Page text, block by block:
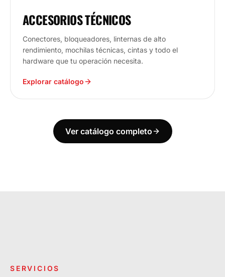
ACCESORIOS TÉCNICOS
Conectores, bloqueadores, linternas de alto
rendimiento, mochilas técnicas, cintas y todo el
hardware que tu operación necesita.
Explorar catálogo
Ver catálogo completo
SERVICIOS